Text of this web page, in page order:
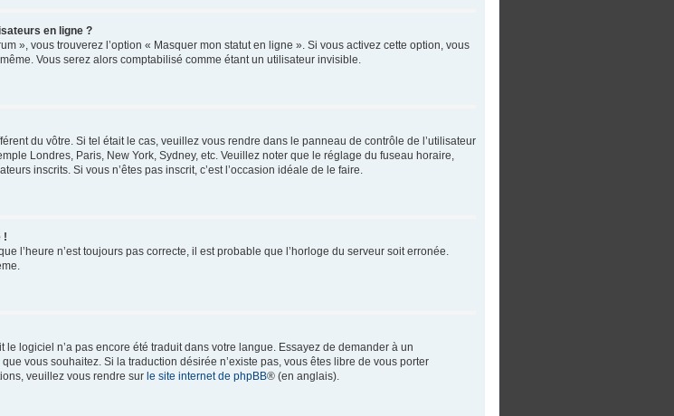
en ligne ?
», vous trouverez l’option « Masquer mon statut en ligne ». Si vous activez cette option, vous
Vous serez alors comptabilisé comme étant un utilisateur invisible.
du vôtre. Si tel était le cas, veuillez vous rendre dans le panneau de contrôle de l’utilisateur
Londres, Paris, New York, Sydney, etc. Veuillez noter que le réglage du fuseau horaire,
inscrits. Si vous n’êtes pas inscrit, c’est l’occasion idéale de le faire.
!
l’heure n’est toujours pas correcte, il est probable que l’horloge du serveur soit erronée.
logiciel n’a pas encore été traduit dans votre langue. Essayez de demander à un
vous souhaitez. Si la traduction désirée n’existe pas, vous êtes libre de vous porter
veuillez vous rendre sur le site internet de phpBB® (en anglais).